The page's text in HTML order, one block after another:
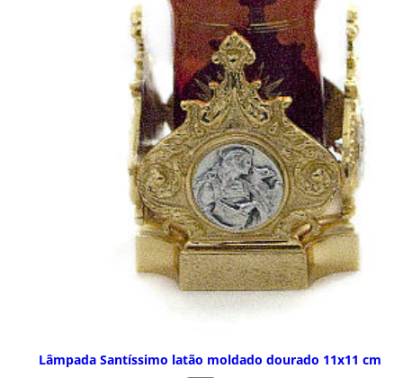
Lâmpada Santíssimo latão moldado dourado 11x11 cm